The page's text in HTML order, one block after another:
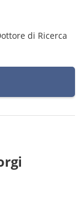
di Ricerca